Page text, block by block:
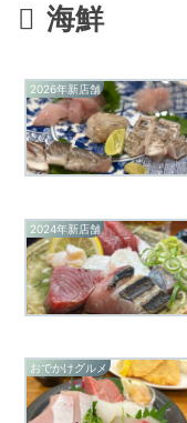
海鮮
2026年新店舗
2024年新店舗
おでかけグルメ